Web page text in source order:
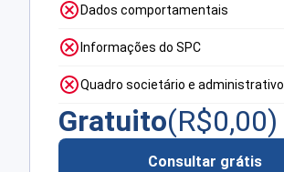
Dados comportamentais
Informações do SPC
Quadro societário e administrativo
Gratuito(R$0,00)
Consultar grátis